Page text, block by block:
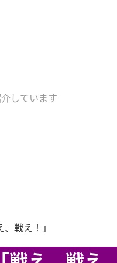
しています
戦え！」